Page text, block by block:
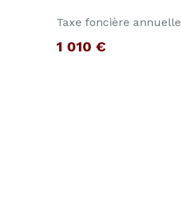
Taxe foncière annuelle
1 010 €